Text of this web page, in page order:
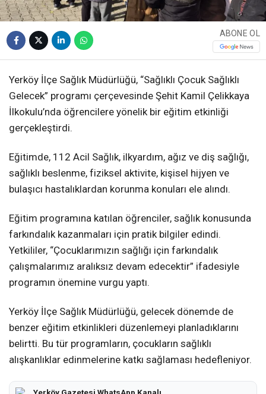
ABONE OL
Yerköy İlçe Sağlık Müdürlüğü, “Sağlıklı Çocuk Sağlıklı
Gelecek” programı çerçevesinde Şehit Kamil Çelikkaya
İlkokulu’nda öğrencilere yönelik bir eğitim etkinliği
gerçekleştirdi.
Eğitimde, 112 Acil Sağlık, ilkyardım, ağız ve diş sağlığı,
sağlıklı beslenme, fiziksel aktivite, kişisel hijyen ve
bulaşıcı hastalıklardan korunma konuları ele alındı.
Eğitim programına katılan öğrenciler, sağlık konusunda
farkındalık kazanmaları için pratik bilgiler edindi.
Yetkililer, “Çocuklarımızın sağlığı için farkındalık
çalışmalarımız aralıksız devam edecektir” ifadesiyle
programın önemine vurgu yaptı.
Yerköy İlçe Sağlık Müdürlüğü, gelecek dönemde de
benzer eğitim etkinlikleri düzenlemeyi planladıklarını
belirtti. Bu tür programların, çocukların sağlıklı
alışkanlıklar edinmelerine katkı sağlaması hedefleniyor.